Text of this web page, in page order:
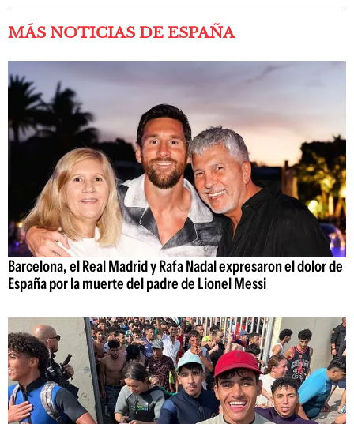
MÁS NOTICIAS DE ESPAÑA
Barcelona, el Real Madrid y Rafa Nadal expresaron el dolor de
España por la muerte del padre de Lionel Messi